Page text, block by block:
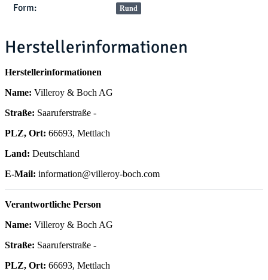
Form: Rund
Herstellerinformationen
Herstellerinformationen
Name: Villeroy & Boch AG
Straße: Saaruferstraße -
PLZ, Ort: 66693, Mettlach
Land: Deutschland
E-Mail: information@villeroy-boch.com
Verantwortliche Person
Name: Villeroy & Boch AG
Straße: Saaruferstraße -
PLZ, Ort: 66693, Mettlach